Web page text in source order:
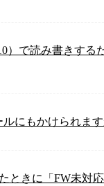
）で読み書きする
にもかけられます
ときに「FW未対